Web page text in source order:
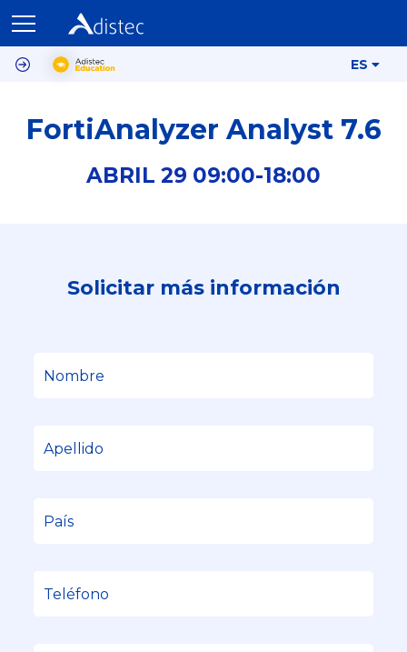
ES
FortiAnalyzer Analyst 7.6
ABRIL 29 09:00-18:00
Solicitar más información